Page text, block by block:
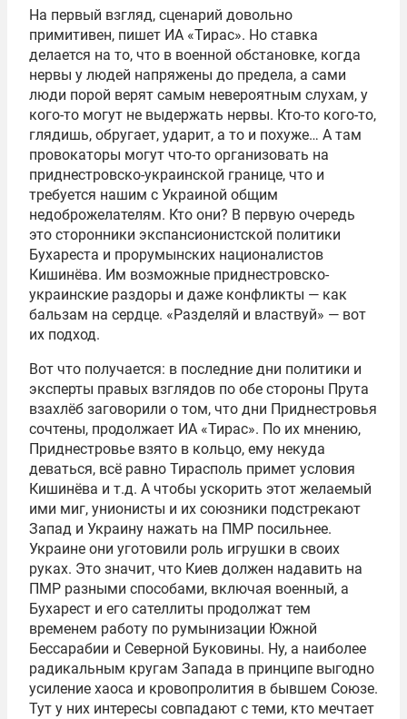
На первый взгляд, сценарий довольно
примитивен, пишет ИА «Тирас». Но ставка
делается на то, что в военной обстановке, когда
нервы у людей напряжены до предела, а сами
люди порой верят самым невероятным слухам, у
кого-то могут не выдержать нервы. Кто-то кого-то,
глядишь, обругает, ударит, а то и похуже… А там
провокаторы могут что-то организовать на
приднестровско-украинской границе, что и
требуется нашим с Украиной общим
недоброжелателям. Кто они? В первую очередь
это сторонники экспансионистской политики
Бухареста и прорумынских националистов
Кишинёва. Им возможные приднестровско-
украинские раздоры и даже конфликты — как
бальзам на сердце. «Разделяй и властвуй» — вот
их подход.
Вот что получается: в последние дни политики и
эксперты правых взглядов по обе стороны Прута
взахлёб заговорили о том, что дни Приднестровья
сочтены, продолжает ИА «Тирас». По их мнению,
Приднестровье взято в кольцо, ему некуда
деваться, всё равно Тирасполь примет условия
Кишинёва и т.д. А чтобы ускорить этот желаемый
ими миг, унионисты и их союзники подстрекают
Запад и Украину нажать на ПМР посильнее.
Украине они уготовили роль игрушки в своих
руках. Это значит, что Киев должен надавить на
ПМР разными способами, включая военный, а
Бухарест и его сателлиты продолжат тем
временем работу по румынизации Южной
Бессарабии и Северной Буковины. Ну, а наиболее
радикальным кругам Запада в принципе выгодно
усиление хаоса и кровопролития в бывшем Союзе.
Тут у них интересы совпадают с теми, кто мечтает